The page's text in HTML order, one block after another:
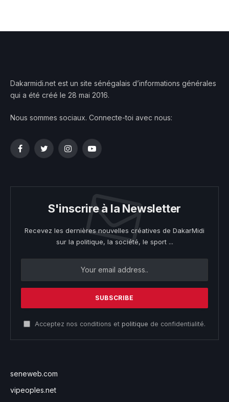
Dakarmidi.net est un site sénégalais d’informations générales
qui a été créé le 28 mai 2016.
Nous sommes sociaux. Connecte-toi avec nous:
FacebookTwitterInstagramYouTube
S'inscrire à la Newsletter
Recevez les dernières nouvelles créatives de DakarMidi
sur la politique, la société, le sport ...
Acceptez nos conditions et politique de confidentialité.
seneweb.com
vipeoples.net